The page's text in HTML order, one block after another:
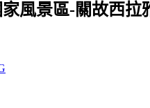
家風景區-關故西拉